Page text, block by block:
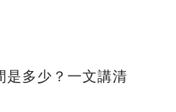
是多少？一文講清